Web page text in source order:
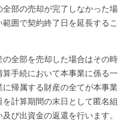
部の売却が完了しなかった場
囲で契約終了日を延長するこ
全部を売却した場合はその時
手続において本事業に係る一
帰属する財産の全てが本事業
計算期間の末日として匿名組
び出資金の返還を行います。